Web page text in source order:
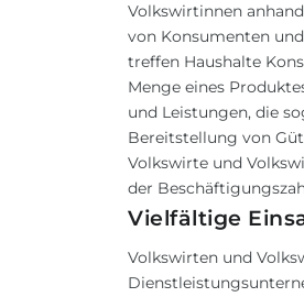
Volkswirtinnen
von Konsumenten
treffen Haushalte
Menge eines
und Leistungen, die
Bereitstellung von
Volkswirte und
der
Vielfältige
Volkswirten und